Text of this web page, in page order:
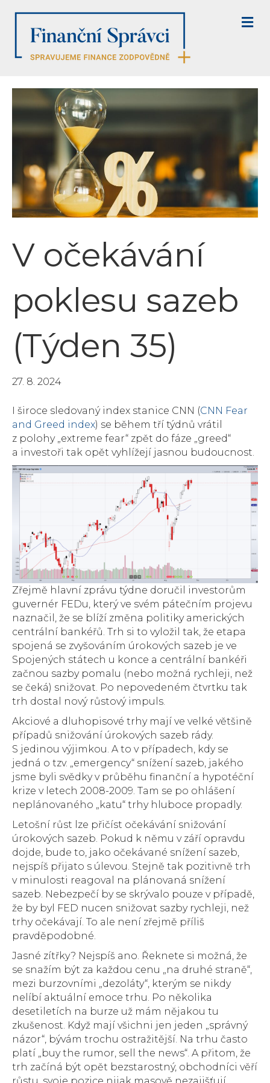
M
E
V očekávání
poklesu sazeb
(Týden 35)
27. 8. 2024
I široce sledovaný index stanice CNN (CNN Fear
and Greed index) se během tří týdnů vrátil
z polohy „extreme fear“ zpět do fáze „greed“
a investoři tak opět vyhlížejí jasnou budoucnost.
Zřejmě hlavní zprávu týdne doručil investorům
guvernér FEDu, který ve svém pátečním projevu
naznačil, že se blíží změna politiky amerických
centrální bankéřů. Trh si to vyložil tak, že etapa
spojená se zvyšováním úrokových sazeb je ve
Spojených státech u konce a centrální bankéři
začnou sazby pomalu (nebo možná rychleji, než
se čeká) snižovat. Po nepovedeném čtvrtku tak
trh dostal nový růstový impuls.
Akciové a dluhopisové trhy mají ve velké většině
případů snižování úrokových sazeb rády.
S jedinou výjimkou. A to v případech, kdy se
jedná o tzv. „emergency“ snížení sazeb, jakého
jsme byli svědky v průběhu finanční a hypotéční
krize v letech 2008-2009. Tam se po ohlášení
neplánovaného „katu“ trhy hluboce propadly.
Letošní růst lze přičíst očekávání snižování
úrokových sazeb. Pokud k němu v září opravdu
dojde, bude to, jako očekávané snížení sazeb,
nejspíš přijato s úlevou. Stejně tak pozitivně trh
v minulosti reagoval na plánovaná snížení
sazeb. Nebezpečí by se skrývalo pouze v případě,
že by byl FED nucen snižovat sazby rychleji, než
trhy očekávají. To ale není zřejmě příliš
pravděpodobné.
Jasné zítřky? Nejspíš ano. Řeknete si možná, že
se snažím být za každou cenu „na druhé straně“,
mezi burzovními „dezoláty“, kterým se nikdy
nelíbí aktuální emoce trhu. Po několika
desetiletích na burze už mám nějakou tu
zkušenost. Když mají všichni jen jeden „správný
názor“, bývám trochu ostražitější. Na trhu často
platí „buy the rumor, sell the news“. A přitom, že
trh začíná být opět bezstarostný, obchodníci věří